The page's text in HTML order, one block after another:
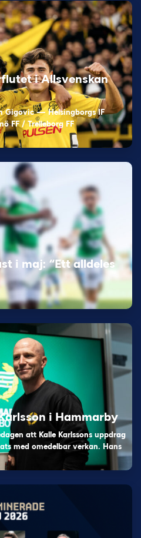
i Allsvenskan
Gigovic — Helsingborgs IF
FF / Trelleborg FF
i maj: “Ett alldeles
i Hammarby
att Kalle Karlssons uppdrag
med omedelbar verkan. Hans